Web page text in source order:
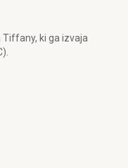
Tiffany, ki ga izvaja